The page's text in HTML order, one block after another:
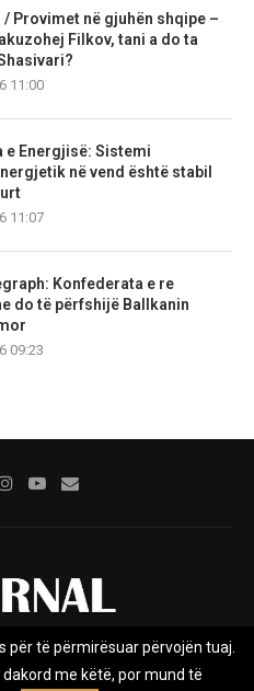
Provimet në gjuhën shqipe –
Filkov, tani a do ta
11:00
e Energjisë: Sistemi
në vend është stabil
11:07
Konfederata e re
do të përfshijë Ballkanin
09:23
Marketing
Kontakt
për të përmirësuar përvojën tuaj.
me këtë, por mund të